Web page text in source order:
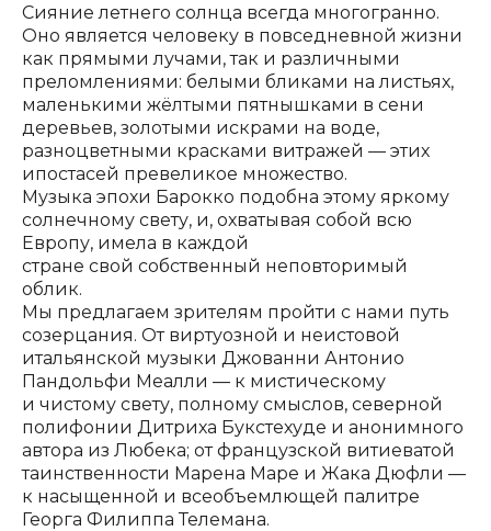
Сияние летнего солнца всегда многогранно.
Оно является человеку в повседневной жизни
как прямыми лучами, так и различными
преломлениями: белыми бликами на листьях,
маленькими жёлтыми пятнышками в сени
деревьев, золотыми искрами на воде,
разноцветными красками витражей — этих
ипостасей превеликое множество.
Музыка эпохи Барокко подобна этому яркому
солнечному свету, и, охватывая собой всю
Европу, имела в каждой
стране свой собственный неповторимый
облик.
Мы предлагаем зрителям пройти с нами путь
созерцания. От виртуозной и неистовой
итальянской музыки Джованни Антонио
Пандольфи Меалли — к мистическому
и чистому свету, полному смыслов, северной
полифонии Дитриха Букстехуде и анонимного
автора из Любека; от французской витиеватой
таинственности Марена Маре и Жака Дюфли —
к насыщенной и всеобъемлющей палитре
Георга Филиппа Телемана.